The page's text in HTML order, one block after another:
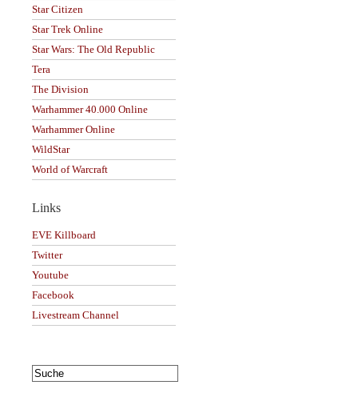
Star Citizen
Star Trek Online
Star Wars: The Old Republic
Tera
The Division
Warhammer 40.000 Online
Warhammer Online
WildStar
World of Warcraft
Links
EVE Killboard
Twitter
Youtube
Facebook
Livestream Channel